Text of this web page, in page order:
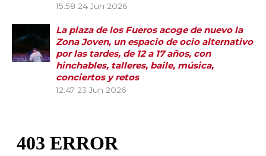
15:58 24 Jun 2026
La plaza de los Fueros acoge de nuevo la
Zona Joven, un espacio de ocio alternativo
por las tardes, de 12 a 17 años, con
hinchables, talleres, baile, música,
conciertos y retos
12:47 23 Jun 2026